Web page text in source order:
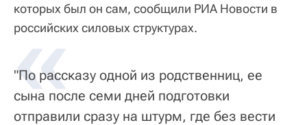
которых был он сам, сообщили РИА Новости в
российских силовых структурах.
«
"По рассказу одной из родственниц, ее
сына после семи дней подготовки
отправили сразу на штурм, где без вести